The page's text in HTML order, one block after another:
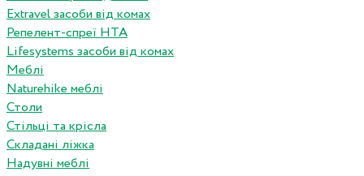
Extravel засоби від комах
Репелент-спреї HTA
Lifesystems засоби від комах
Меблі
Naturehike меблі
Столи
Стільці та крісла
Складані ліжка
Надувні меблі